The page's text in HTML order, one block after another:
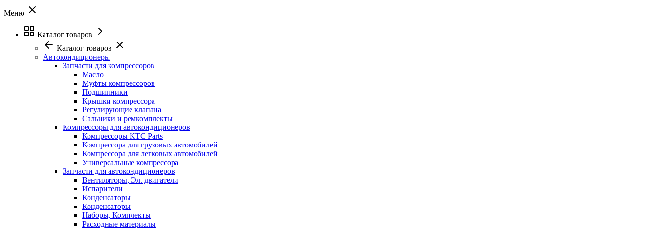
Меню
Каталог товаров
Каталог товаров
Автокондиционеры
Запчасти для компрессоров
Масло
Муфты компрессоров
Подшипники
Крышки компрессора
Регулирующие клапана
Сальники и ремкомплекты
Компрессоры для автокондиционеров
Компрессоры KTC Parts
Компрессора для грузовых автомобилей
Компрессора для легковых автомобилей
Универсальные компрессора
Запчасти для автокондиционеров
Вентиляторы, Эл. двигатели
Испарители
Конденсаторы
Конденсаторы
Наборы, Комплекты
Расходные материалы